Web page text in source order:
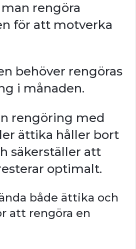
rengöra
för att motverka
behöver rengöras
i månaden.
rengöring med
ättika håller bort
säkerställer att
optimalt.
både ättika och
att rengöra en